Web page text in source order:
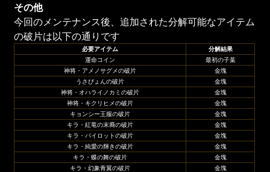
その他
今回のメンテナンス後、追加された分解可能なアイテム
の破片は以下の通りです
必要アイテム
分解結果
運命コイン
最初の子葉
神将・アメノサグメの破片
金塊
うさぴょんの破片
金塊
神将・オハライノカミの破片
金塊
神将・キクリヒメの破片
金塊
キョンシー王服の破片
金塊
キラ・紅竜の末裔の破片
金塊
キラ・パイロットの破片
金塊
キラ・純愛の輝きの破片
金塊
キラ・蝶の舞の破片
金塊
キラ・幻象青翼の破片
金塊